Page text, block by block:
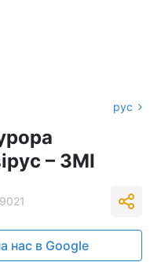
рус
– ЗМІ
9021
нас в Google